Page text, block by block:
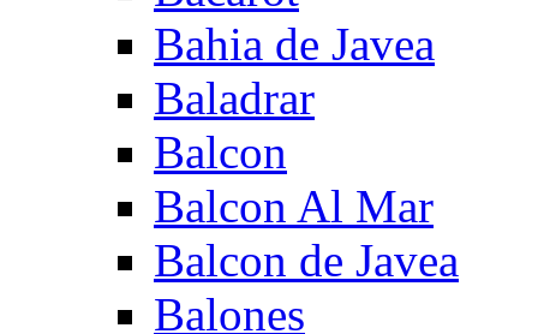
Bahia de Javea
Baladrar
Balcon
Balcon Al Mar
Balcon de Javea
Balones